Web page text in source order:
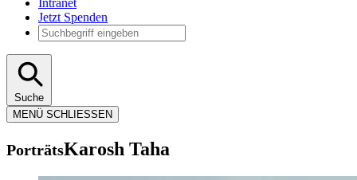
Intranet
Jetzt Spenden
Suche
MENÜ SCHLIESSEN
PorträtsKarosh Taha